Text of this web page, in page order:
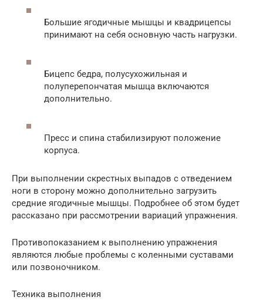
Большие ягодичные мышцы и квадрицепсы
принимают на себя основную часть нагрузки.
Бицепс бедра, полусухожильная и
полуперепончатая мышца включаются
дополнительно.
Пресс и спина стабилизируют положение
корпуса.
При выполнении скрестных выпадов с отведением
ноги в сторону можно дополнительно загрузить
средние ягодичные мышцы. Подробнее об этом будет
рассказано при рассмотрении вариаций упражнения.
Противопоказанием к выполнению упражнения
являются любые проблемы с коленными суставами
или позвоночником.
Техника выполнения